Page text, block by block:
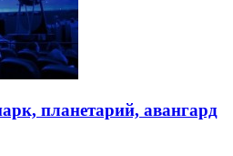
планетарий, авангард